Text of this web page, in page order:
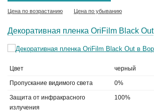
Цена по возрастанию Цена по убыванию
Декоративная пленка OriFilm Black Out
Цвет черный
Пропускание видимого света 0%
Защита от инфракрасного
излучения
100%